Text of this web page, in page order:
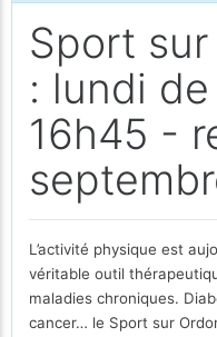
Sport
: lundi de
16h45 -
L’activité physique est
véritable outil
maladies chroniques.
cancer… le Sport sur